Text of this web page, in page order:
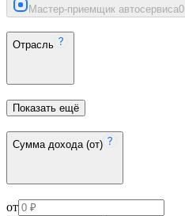
Мастер-приемщик автосервиса0
Отрасль
Показать ещё
Сумма дохода (от)
от